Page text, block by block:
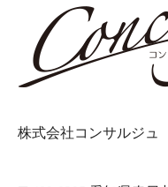
株式会社コンサルジュ